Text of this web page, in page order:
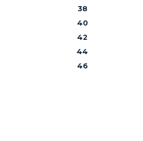
38
40
42
44
46